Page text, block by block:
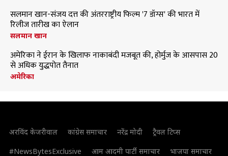
सलमान खान-संजय दत्त की अंतरराष्ट्रीय फिल्म '7 डॉग्स' की भारत में
रिलीज तारीख का ऐलान
सलमान खान
अमेरिका ने ईरान के खिलाफ नाकाबंदी मजबूत की, होर्मुज के आसपास 20
से अधिक युद्धपोत तैनात
अमेरिका
अरविंद केजरीवाल कांग्रेस समाचार नरेंद्र मोदी
ट्रैवल टिप्स
#NewsBytesExclusive
आम आदमी पार्टी समाचार भाजपा समाचार